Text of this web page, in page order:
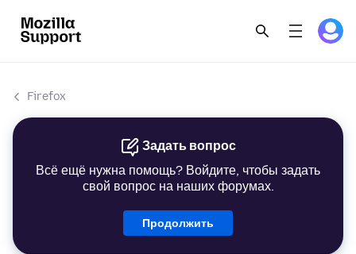
Firefox
Задать вопрос
Всё ещё нужна помощь? Войдите, чтобы задать
свой вопрос на наших форумах.
Продолжить